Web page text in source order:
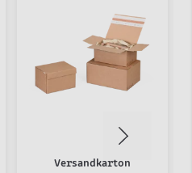
Versandkarton